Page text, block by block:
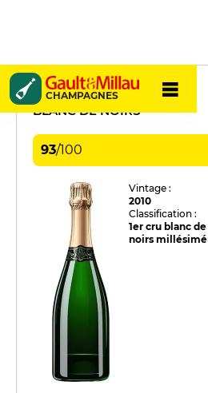
CHAMPAGNES
Guy Charbaut
BLANC DE NOIRS
93/100
Vintage :
2010
Classification :
1er cru blanc de
noirs millésimé